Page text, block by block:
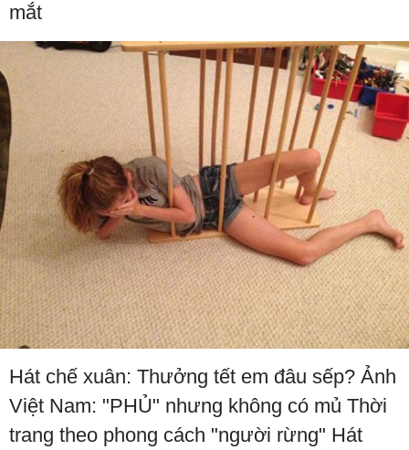
mắt
Hát chế xuân: Thưởng tết em đâu sếp? Ảnh
Việt Nam: "PHỦ" nhưng không có mủ Thời
trang theo phong cách "người rừng" Hát